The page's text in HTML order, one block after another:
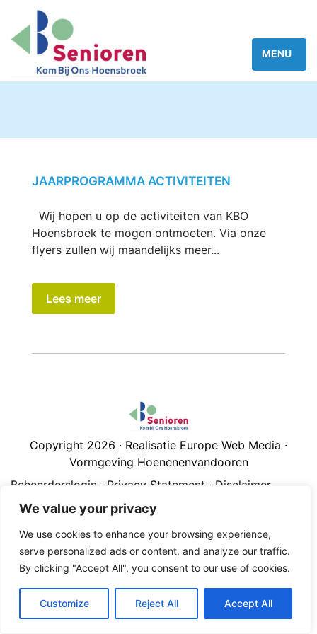
We value your privacy
We use cookies to enhance your browsing experience,
serve personalized ads or content, and analyze our traffic.
By clicking "Accept All", you consent to our use of cookies.
Customize Reject All Accept All
JAARPROGRAMMA ACTIVITEITEN
Wij hopen u op de activiteiten van KBO
Hoensbroek te mogen ontmoeten. Via onze
flyers zullen wij maandelijks meer...
Lees meer
Copyright 2026 · Realisatie Europe Web Media ·
Vormgeving Hoenenenvandooren
Beheerderslogin · Privacy Statement · Disclaimer